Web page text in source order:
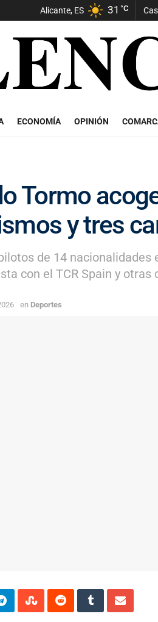
Alicante, ES 31 °C
ECONOMÍA OPINIÓN
Tormo
y tres
de 14 nacionalidades
con el TCR Spain y otras
en Deportes